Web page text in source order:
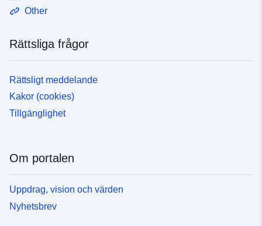
Other
Rättsliga frågor
Rättsligt meddelande
Kakor (cookies)
Tillgänglighet
Om portalen
Uppdrag, vision och värden
Nyhetsbrev